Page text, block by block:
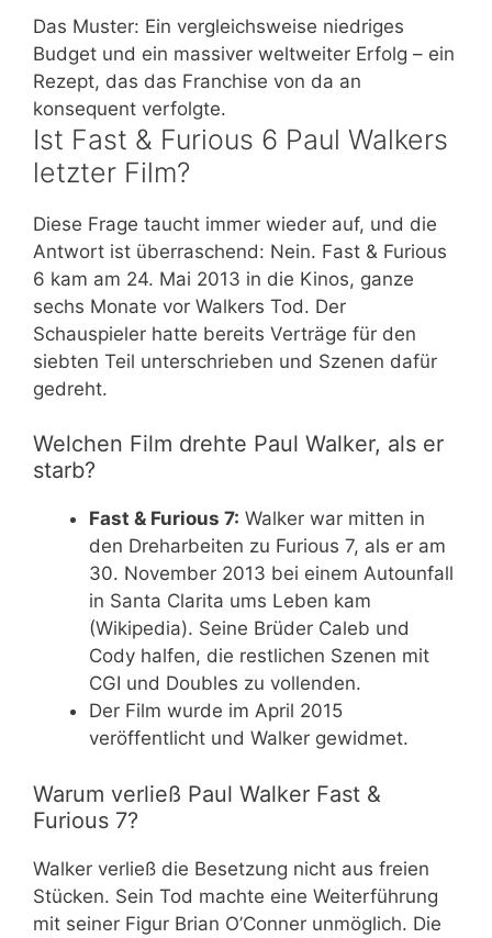
Das Muster: Ein vergleichsweise niedriges
Budget und ein massiver weltweiter Erfolg – ein
Rezept, das das Franchise von da an
konsequent verfolgte.
Ist Fast & Furious 6 Paul Walkers
letzter Film?
Diese Frage taucht immer wieder auf, und die
Antwort ist überraschend: Nein. Fast & Furious
6 kam am 24. Mai 2013 in die Kinos, ganze
sechs Monate vor Walkers Tod. Der
Schauspieler hatte bereits Verträge für den
siebten Teil unterschrieben und Szenen dafür
gedreht.
Welchen Film drehte Paul Walker, als er
starb?
Fast & Furious 7: Walker war mitten in
den Dreharbeiten zu Furious 7, als er am
30. November 2013 bei einem Autounfall
in Santa Clarita ums Leben kam
(Wikipedia). Seine Brüder Caleb und
Cody halfen, die restlichen Szenen mit
CGI und Doubles zu vollenden.
Der Film wurde im April 2015
veröffentlicht und Walker gewidmet.
Warum verließ Paul Walker Fast &
Furious 7?
Walker verließ die Besetzung nicht aus freien
Stücken. Sein Tod machte eine Weiterführung
mit seiner Figur Brian O’Conner unmöglich. Die